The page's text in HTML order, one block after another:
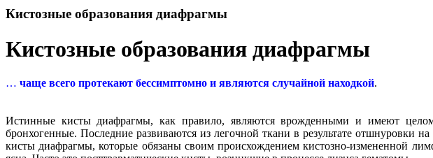
Кистозные образования диафрагмы
Кистозные образования диафрагмы
… чаще всего протекают бессимптомно и являются случайной находкой.
Истинные кисты диафрагмы, как правило, являются врожденными и имеют
бронхогенные. Последние развиваются из легочной ткани в результате отшнуровки
кисты диафрагмы, которые обязаны своим происхождением кистозно-измененной